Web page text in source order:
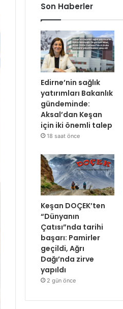
Son Haberler
Edirne’nin sağlık
yatırımları Bakanlık
gündeminde:
Aksal’dan Keşan
için iki önemli talep
18 saat önce
Keşan DOÇEK’ten
“Dünyanın
Çatısı”nda tarihi
başarı: Pamirler
geçildi, Ağrı
Dağı’nda zirve
yapıldı
2 gün önce